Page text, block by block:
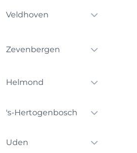
Veldhoven
Zevenbergen
Helmond
's-Hertogenbosch
Uden